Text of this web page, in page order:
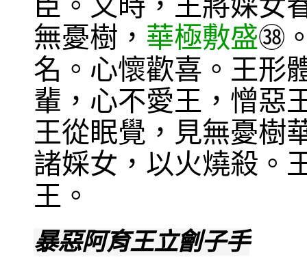
臣。又時，王將婇女
無憂樹， 華極敷盛㊳
名。心懷歡喜。王形
輩，心不愛王，憎惡
王從眠覺，見無憂樹
諸婇女，以火燒殺。
王。
暴惡阿育王立劊子手